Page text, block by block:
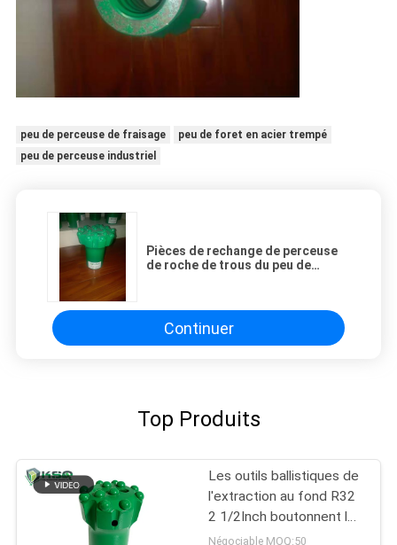
peu de perceuse de fraisage
peu de foret en acier trempé
peu de perceuse industriel
Pièces de rechange de perceuse
de roche de trous du peu de
140mm 3
Continuer
Top Produits
Les outils ballistiques de
l'extraction au fond R32
2 1/2Inch boutonnent le
peu de perceuse
Négociable MOQ:50